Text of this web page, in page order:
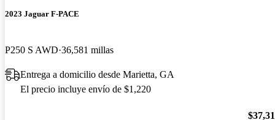
2023 Jaguar F-PACE
P250 S AWD 36,581 millas
Entrega a domicilio desde Marietta, GA
El precio incluye envío de $1,220